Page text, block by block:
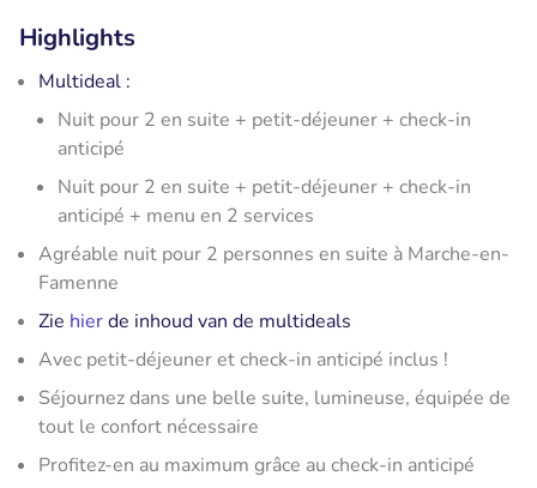
Highlights
Multideal :
Nuit pour 2 en suite + petit-déjeuner + check-in
anticipé
Nuit pour 2 en suite + petit-déjeuner + check-in
anticipé + menu en 2 services
Agréable nuit pour 2 personnes en suite à Marche-en-
Famenne
Zie hierde inhoud van de multideals
Avec petit-déjeuner et check-in anticipé inclus !
Séjournez dans une belle suite, lumineuse, équipée de
tout le confort nécessaire
Profitez-en au maximum grâce au check-in anticipé